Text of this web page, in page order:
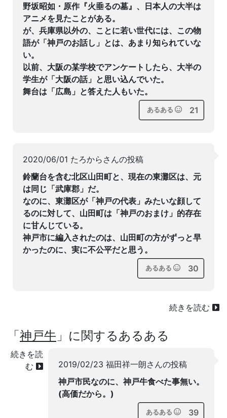
野坂昭如・原作『火垂るの墓』、日本人の大半は
アニメを見たことがある。
が、兵庫県以外の、ことに若い世代には、この物
語が「神戸のお話し」とは、あまり知られていな
い。
以前、大阪の某学校でアンケートしたら、大半の
学生が「大阪の話」と思い込んでいた。
舞台は「広島」と答えた人もいた。
あるある 21
2020/06/01 たろからさんの投稿
鈴蘭台を含む北区山田町と、現在の東灘区は、元
は同じ「武庫郡」だ。
なのに、東灘区が「神戸の代表」みたいな顔して
るのに対して、山田町は「神戸のおまけ」的存在
に甘んじている。
神戸市に編入されたのは、山田町の方がずっと早
かったのに、実に不公平だと思う。
あるある 30
続きを読む
「神戸牛 」に関するあるある
2019/02/23 福田祥一朗さんの投稿
神戸市民なのに、神戸牛食べた事無い。
(高価だから。)
あるある 39
続きを読
む